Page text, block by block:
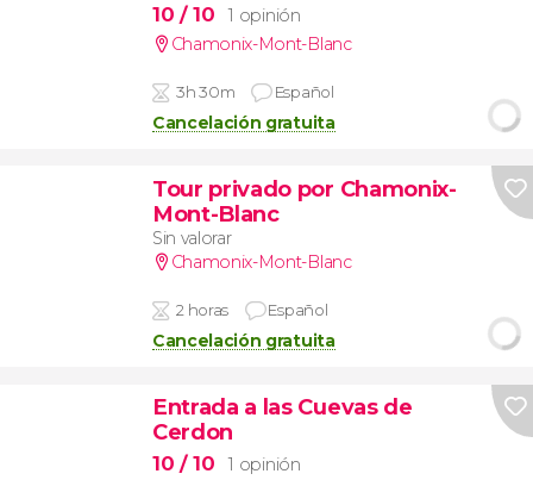
10 / 10
1 opinión
Chamonix-Mont-Blanc
3h 30m Español
Cancelación gratuita
Tour privado por Chamonix-
Mont-Blanc
Sin valorar
Chamonix-Mont-Blanc
2 horas Español
Cancelación gratuita
Entrada a las Cuevas de
Cerdon
10 / 10
1 opinión